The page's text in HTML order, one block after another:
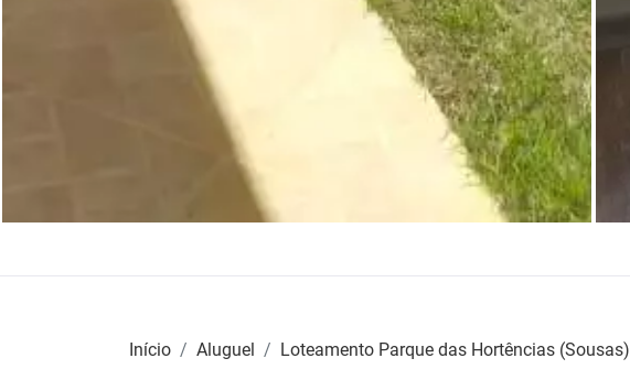
Início Aluguel Loteamento Parque das Hortências (Sousas)